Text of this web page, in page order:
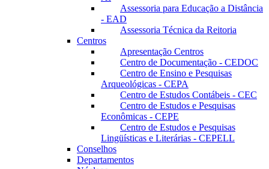
Assessoria para Educação a Distância
- EAD
Assessoria Técnica da Reitoria
Centros
Apresentação Centros
Centro de Documentação - CEDOC
Centro de Ensino e Pesquisas
Arqueológicas - CEPA
Centro de Estudos Contábeis - CEC
Centro de Estudos e Pesquisas
Econômicas - CEPE
Centro de Estudos e Pesquisas
Lingüísticas e Literárias - CEPELL
Conselhos
Departamentos